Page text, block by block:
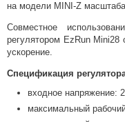
на модели MINI-Z
Совместное
регулятором EzRun Mini28
ускорение.
Спецификация
входное напряжение:
максимальный